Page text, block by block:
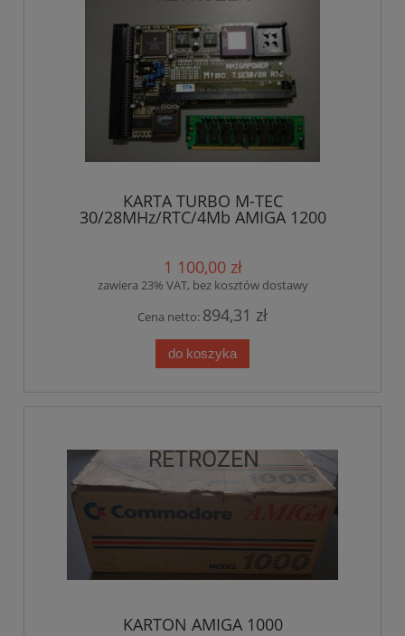
KARTA TURBO M-TEC
30/28MHz/RTC/4Mb AMIGA 1200
1 100,00 zł
zawiera 23% VAT, bez kosztów dostawy
Cena netto: 894,31 zł
do koszyka
KARTON AMIGA 1000